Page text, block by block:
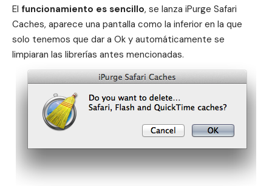
El funcionamiento es sencillo, se lanza iPurge Safari
Caches, aparece una pantalla como la inferior en la que
solo tenemos que dar a Ok y automáticamente se
limpiaran las librerías antes mencionadas.